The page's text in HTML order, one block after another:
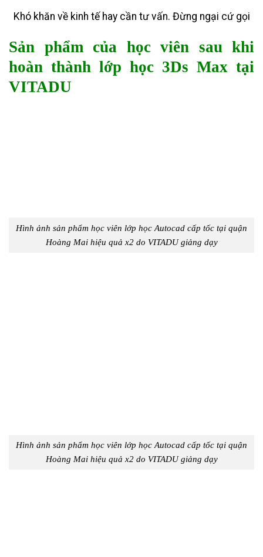
Khó khăn về kinh tế hay cần tư vấn. Đừng ngại cứ gọi
Sản phẩm của học viên sau khi
hoàn thành lớp học 3Ds Max tại
VITADU
Hình ảnh sản phẩm học viên lớp học Autocad cấp tốc tại quận
Hoàng Mai hiệu quả x2 do VITADU giảng dạy
Hình ảnh sản phẩm học viên lớp học Autocad cấp tốc tại quận
Hoàng Mai hiệu quả x2 do VITADU giảng dạy